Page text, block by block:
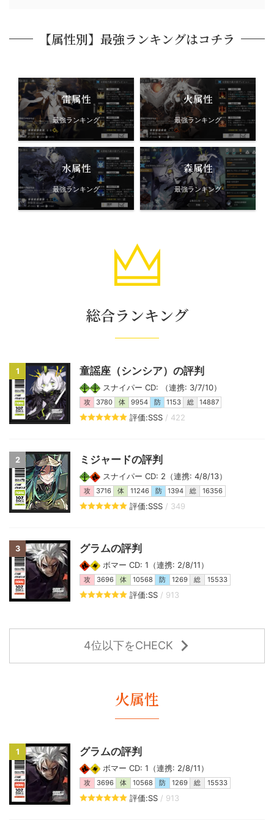
【属性別】最強ランキングはコチラ
雷属性
最強ランキング
火属性
最強ランキング
水属性
最強ランキング
森属性
最強ランキング
総合ランキング
1 童謡座（シンシア）の評判
スナイパー CD: （連携: 3/7/10）
攻 3780 体 9954 防 1153 総 14887
評価:SSS / 422
2 ミジャードの評判
スナイパー CD: 2（連携: 4/8/13）
攻 3716 体 11246 防 1394 総 16356
評価:SSS / 349
3 グラムの評判
ボマー CD: 1（連携: 2/8/11）
攻 3696 体 10568 防 1269 総 15533
評価:SS / 913
4位以下をCHECK
火属性
1 グラムの評判
ボマー CD: 1（連携: 2/8/11）
攻 3696 体 10568 防 1269 総 15533
評価:SS / 913